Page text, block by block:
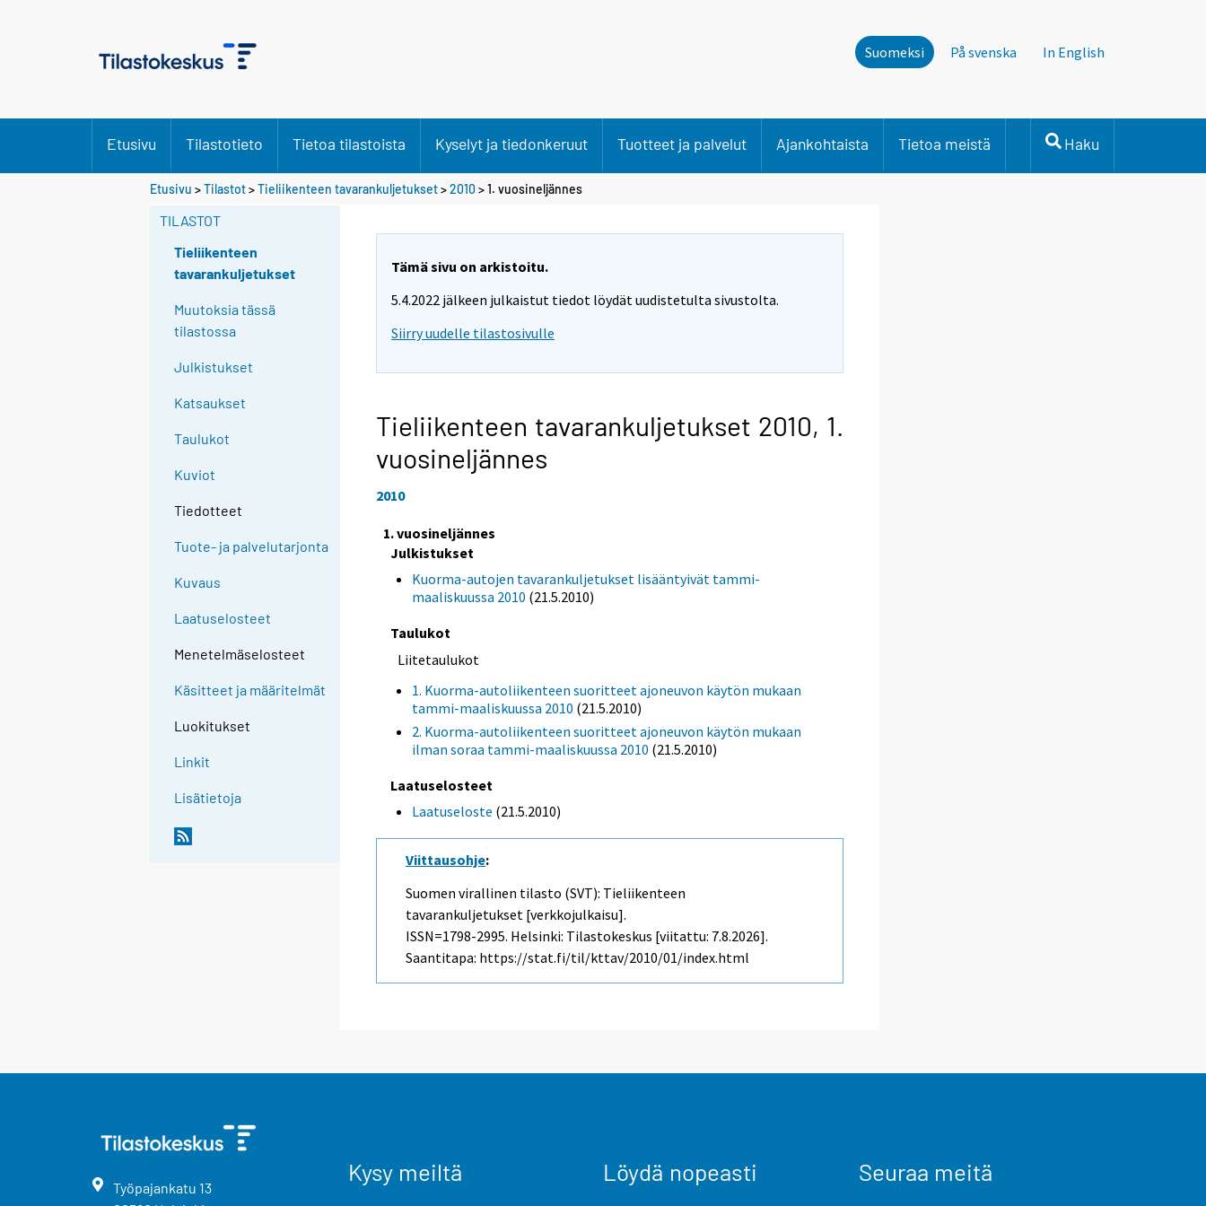
Suomeksi På svenska In English
Etusivu Tilastotieto Tietoa tilastoista Kyselyt ja tiedonkeruut Tuotteet ja palvelut Ajankohtaista Tietoa meistä Haku
Etusivu >Tilastot>Tieliikenteen tavarankuljetukset>2010 >1. vuosineljännes
TILASTOT
Tieliikenteen
tavarankuljetukset
Muutoksia tässä
tilastossa
Julkistukset
Katsaukset
Taulukot
Kuviot
Tiedotteet
Tuote- ja palvelutarjonta
Kuvaus
Laatuselosteet
Menetelmäselosteet
Käsitteet ja määritelmät
Luokitukset
Linkit
Lisätietoja
Tämä sivu on arkistoitu.
5.4.2022 jälkeen julkaistut tiedot löydät uudistetulta sivustolta.
Siirry uudelle tilastosivulle
Tieliikenteen tavarankuljetukset 2010, 1.
vuosineljännes
2010
1. vuosineljännes
Julkistukset
Kuorma-autojen tavarankuljetukset lisääntyivät tammi-
maaliskuussa 2010 (21.5.2010)
Taulukot
Liitetaulukot
1. Kuorma-autoliikenteen suoritteet ajoneuvon käytön mukaan
tammi-maaliskuussa 2010 (21.5.2010)
2. Kuorma-autoliikenteen suoritteet ajoneuvon käytön mukaan
ilman soraa tammi-maaliskuussa 2010 (21.5.2010)
Laatuselosteet
Laatuseloste (21.5.2010)
Viittausohje:
Suomen virallinen tilasto (SVT): Tieliikenteen
tavarankuljetukset [verkkojulkaisu].
ISSN=1798-2995. Helsinki: Tilastokeskus [viitattu: 7.8.2026].
Saantitapa: https://stat.fi/til/kttav/2010/01/index.html
Työpajankatu 13
Kysy meiltä Löydä nopeasti Seuraa meitä